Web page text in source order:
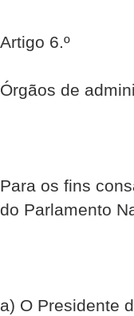
Artigo 6.º
Órgãos de
Para os fins
do Parlamento
a) O Presidente